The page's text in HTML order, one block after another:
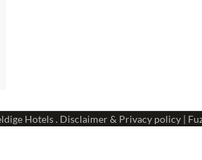
Hotels. Disclaimer & Privacy policy|